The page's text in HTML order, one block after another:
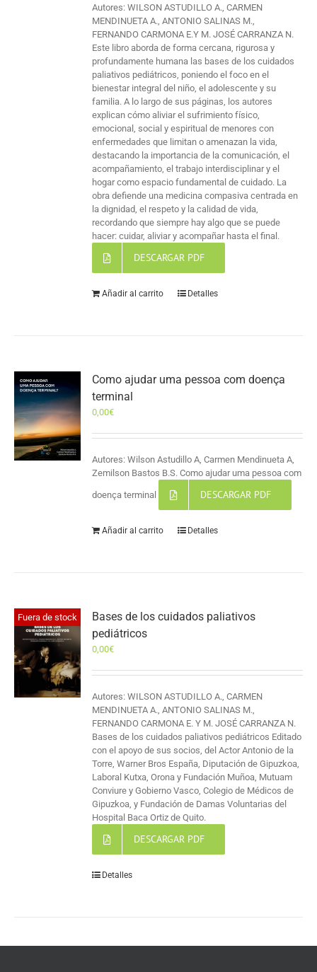
Autores: WILSON ASTUDILLO A., CARMEN
MENDINUETA A., ANTONIO SALINAS M.,
FERNANDO CARMONA E.Y M. JOSÉ CARRANZA N.
Este libro aborda de forma cercana, rigurosa y
profundamente humana las bases de los cuidados
paliativos pediátricos, poniendo el foco en el
bienestar integral del niño, el adolescente y su
familia. A lo largo de sus páginas, los autores
explican cómo aliviar el sufrimiento físico,
emocional, social y espiritual de menores con
enfermedades que limitan o amenazan la vida,
destacando la importancia de la comunicación, el
acompañamiento, el trabajo interdisciplinar y el
hogar como espacio fundamental de cuidado. La
obra defiende una medicina compasiva centrada en
la dignidad, el respeto y la calidad de vida,
recordando que siempre hay algo que se puede
hacer: cuidar, aliviar y acompañar hasta el final.
DESCARGAR PDF
Añadir al carrito Detalles
Como ajudar uma pessoa com doença
terminal
0,00€
Autores: Wilson Astudillo A, Carmen Mendinueta A,
Zemilson Bastos B.S. Como ajudar uma pessoa com
doença terminal DESCARGAR PDF
Añadir al carrito Detalles
Fuera de stock
Bases de los cuidados paliativos
pediátricos
0,00€
Autores: WILSON ASTUDILLO A., CARMEN
MENDINUETA A., ANTONIO SALINAS M.,
FERNANDO CARMONA E. Y M. JOSÉ CARRANZA N.
Bases de los cuidados paliativos pediátricos Editado
con el apoyo de sus socios, del Actor Antonio de la
Torre, Warner Bros España, Diputación de Gipuzkoa,
Laboral Kutxa, Orona y Fundación Muñoa, Mutuam
Conviure y Gobierno Vasco, Colegio de Médicos de
Gipuzkoa, y Fundación de Damas Voluntarias del
Hospital Baca Ortiz de Quito.
DESCARGAR PDF
Detalles